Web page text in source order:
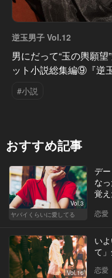
逆玉男子 Vol.12
男にだって“玉の輿願
ット小説総集編⑨『逆
#小説
おすすめ記事
Vol.3
ヤバイくらいに愛してる
デ
な
覚
恋愛
Vol.16
い
て
恋愛